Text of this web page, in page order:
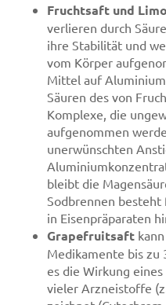
Fruchtsaft und
verlieren durch
ihre Stabilität und
vom Körper
Mittel auf
Säuren des von
Komplexe, die
aufgenommen
unerwünschten
bleibt die
Sodbrennen besteht
in Eisenpräparaten
Grapefruitsaft
Medikamente bis zu
es die Wirkung
vieler Arzneistoffe